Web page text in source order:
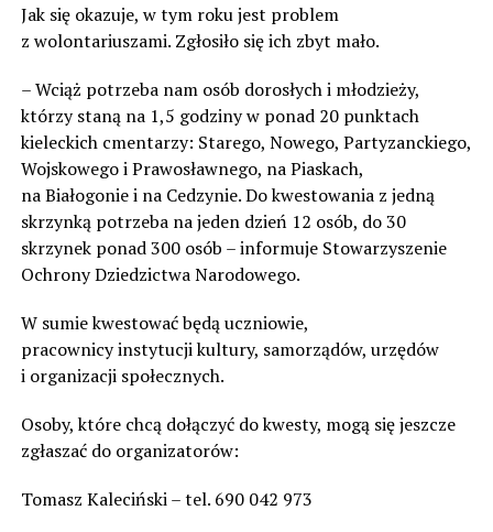
Jak się okazuje, w tym roku jest problem
z wolontariuszami. Zgłosiło się ich zbyt mało.
– Wciąż potrzeba nam osób dorosłych i młodzieży,
którzy staną na 1,5 godziny w ponad 20 punktach
kieleckich cmentarzy: Starego, Nowego, Partyzanckiego,
Wojskowego i Prawosławnego, na Piaskach,
na Białogonie i na Cedzynie. Do kwestowania z jedną
skrzynką potrzeba na jeden dzień 12 osób, do 30
skrzynek ponad 300 osób – informuje Stowarzyszenie
Ochrony Dziedzictwa Narodowego.
W sumie kwestować będą uczniowie,
pracownicy instytucji kultury, samorządów, urzędów
i organizacji społecznych.
Osoby, które chcą dołączyć do kwesty, mogą się jeszcze
zgłaszać do organizatorów:
Tomasz Kaleciński – tel. 690 042 973